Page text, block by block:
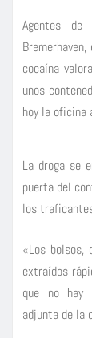
Agentes de
cocaína
unos
hoy la oficina
La droga se
puerta del
los
«Los bolsos,
extraídos
que no hay
adjunta de la